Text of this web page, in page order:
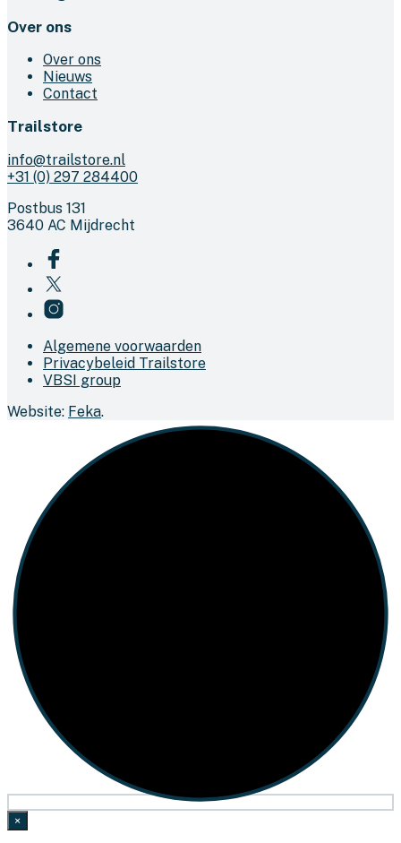
Over ons
Over ons
Nieuws
Contact
Trailstore
info@trailstore.nl
+31 (0) 297 284400
Postbus 131
3640 AC Mijdrecht
Algemene voorwaarden
Privacybeleid Trailstore
VBSI group
Website: Feka.
×